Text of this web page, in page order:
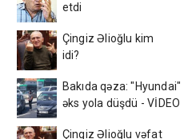
etdi
Çingiz Əlioğlu kim
idi?
Bakıda qəza: "Hyundai"
əks yola düşdü - VİDEO
Çingiz Əlioğlu vəfat